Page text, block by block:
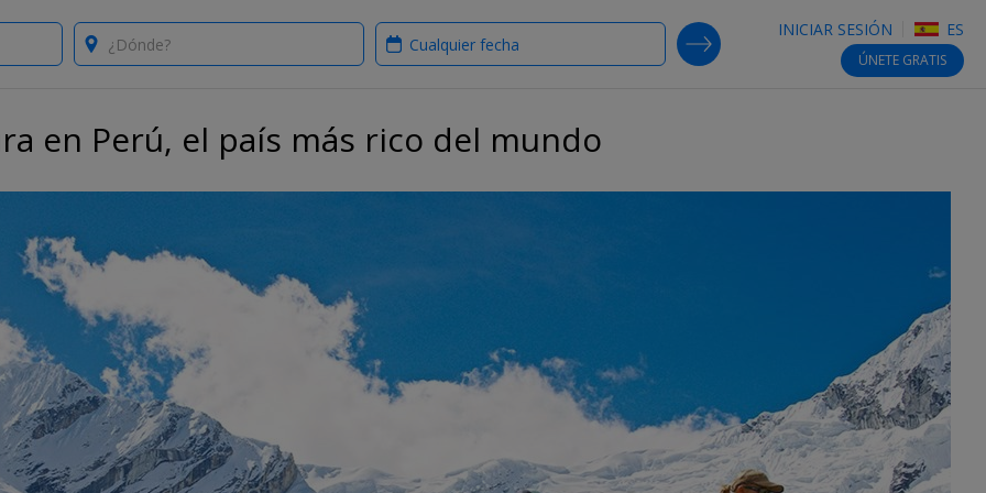
INICIAR SESIÓN ES
ÚNETE GRATIS
Where? When?
SEARCH DEALS
en Perú, el país más rico del mundo